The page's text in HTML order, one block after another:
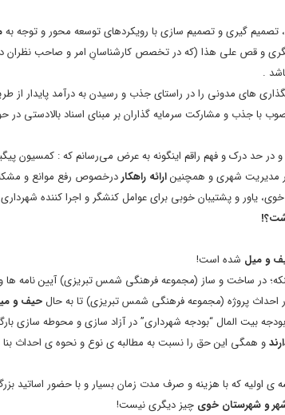
تصمیم گیری و تصمیم سازی با رویکردهای توسعه محور و توجه به
و قص علی هذا (که در تخصص کارشناسانِ امر و صاحب نظران
.
های مدونی را در راستای جذب و رسیدن به درآمد پایدار از
با جذب و مشارکت سرمایه گذاران بر مبنای اسناد بالادستی در
و در حد درک و فهم راقم اینگونه به عرض می‌رسانم که : کمسیون
مدیریت شهری و همچنینارائه راهکاردرخصوص رفع موانع و
و پشتیبان خوبی برای عوامل کنشگر و اجرا کننده
و میل شده است!
در ساخت و ساز (مجموعه فرهنگی شمس تبریزی) آیین نامه ها و
پروژه (مجموعه فرهنگی شمس تبریزی) تا به حال حیف و
بیت المال “بودجه شهرداری” در آزاد سازی و محوطه سازی
و همگی این حق را نسبت به مطالبه ی نوع و نحوه ی احداث بنا
اولیه که با هزینه و صرف مدت زمان بسیار و با حضور اساتید
و شهرستان خوی چیز دیگری نیست!